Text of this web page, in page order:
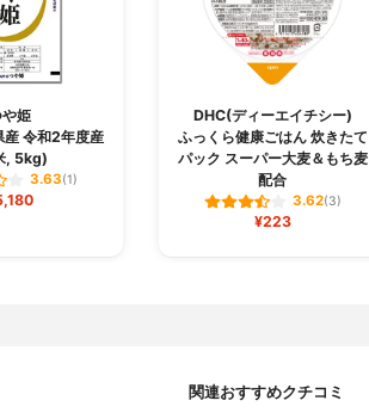
姫
産 令和2年度産
, 5kg)
3.63(1)
DHC(ディーエイチシー)
ふっくら健康ごはん 炊きたて
パック スーパー大麦＆もち麦
配合
3.62(3)
¥223
関連おすすめクチコミ